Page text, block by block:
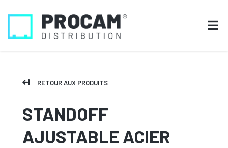
RETOUR AUX PRODUITS
STANDOFF
AJUSTABLE ACIER